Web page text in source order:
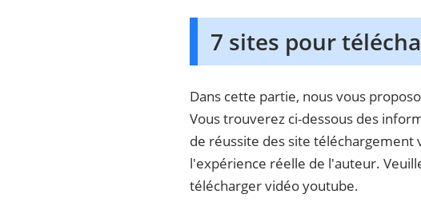
7 sites pour
Dans cette partie, nous vous
Vous trouverez ci-dessous des
de réussite des site
l'expérience réelle de l'auteur.
télécharger vidéo youtube.